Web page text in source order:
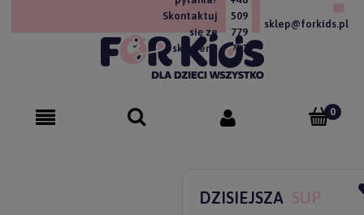
Skontaktuj
się ze
sklepem!
509
779
757
sklep@forkids.pl
DZISIEJSZA SUPER